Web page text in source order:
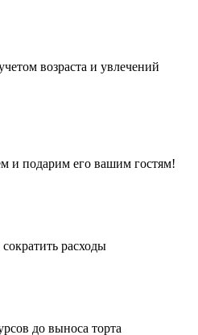
возраста и увлечений
и подарим его вашим гостям!
расходы
до выноса торта